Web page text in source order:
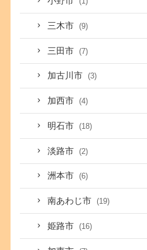
三木市 (9)
三田市 (7)
加古川市 (3)
加西市 (4)
明石市 (18)
淡路市 (2)
洲本市 (6)
南あわじ市 (19)
姫路市 (16)